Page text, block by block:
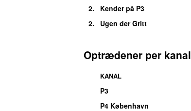
2.
Kender på P3
2.
Ugen der Gritt
Optrædener per kanal
KANAL
P3
P4 København